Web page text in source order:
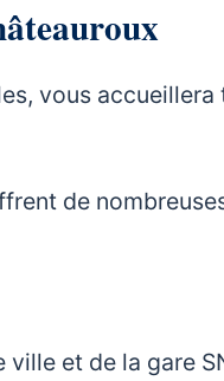
vous
de
et de la gare